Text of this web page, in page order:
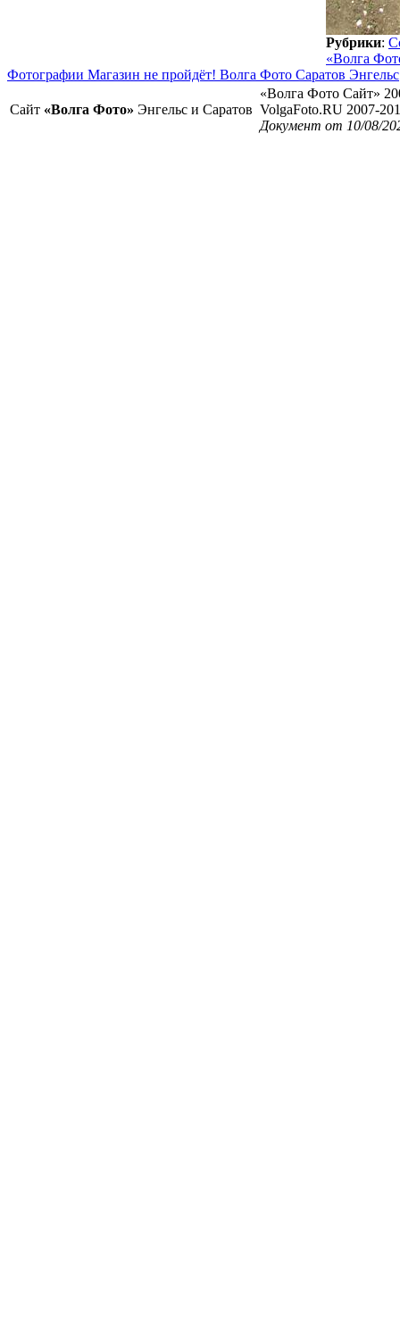
Рубрики:
«Волга
Фотографии Магазин не пройдёт! Волга Фото Саратов Энгельс
Сайт «Волга Фото» Энгельс и Саратов
«Волга Фото Сайт»
VolgaFoto.RU 2007-
Документ от 10/08/